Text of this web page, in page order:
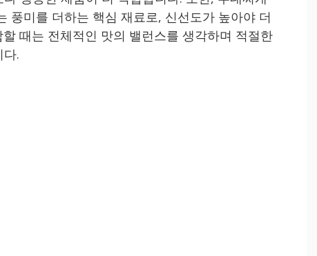
풍미를 더하는 핵심 재료로, 신선도가 높아야 더
때는 전체적인 맛의 밸런스를 생각하며 적절한
.